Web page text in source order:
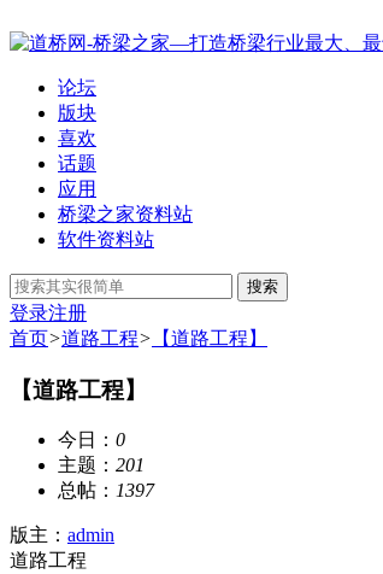
论坛
版块
喜欢
话题
应用
桥梁之家资料站
软件资料站
搜索
登录注册
首页>道路工程> 【道路工程】
【道路工程】
今日： 0
主题： 201
总帖： 1397
版主： admin
道路工程